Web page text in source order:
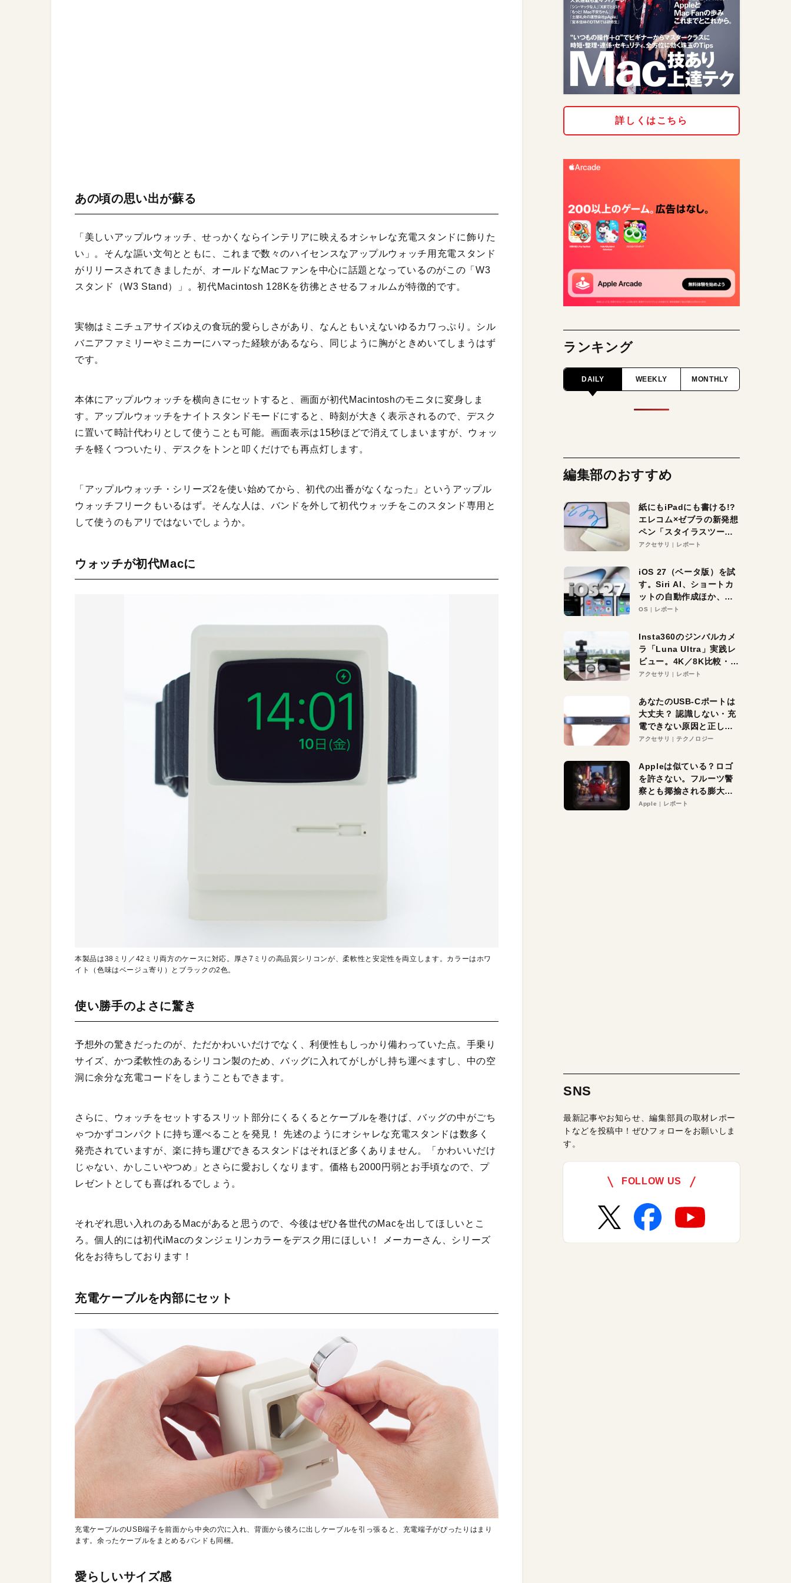
あの頃の思い出が蘇る
「美しいアップルウォッチ、せっかくならインテリアに映えるオシャレな充電スタンドに飾りた
い」。そんな謳い文句とともに、これまで数々のハイセンスなアップルウォッチ用充電スタンド
がリリースされてきましたが、オールドなMacファンを中心に話題となっているのがこの「W3
スタンド（W3 Stand）」。初代Macintosh 128Kを彷彿とさせるフォルムが特徴的です。
実物はミニチュアサイズゆえの食玩的愛らしさがあり、なんともいえないゆるカワっぷり。シル
バニアファミリーやミニカーにハマった経験があるなら、同じように胸がときめいてしまうはず
です。
本体にアップルウォッチを横向きにセットすると、画面が初代Macintoshのモニタに変身しま
す。アップルウォッチをナイトスタンドモードにすると、時刻が大きく表示されるので、デスク
に置いて時計代わりとして使うことも可能。画面表示は15秒ほどで消えてしまいますが、ウォッ
チを軽くつついたり、デスクをトンと叩くだけでも再点灯します。
「アップルウォッチ・シリーズ2を使い始めてから、初代の出番がなくなった」というアップル
ウォッチフリークもいるはず。そんな人は、バンドを外して初代ウォッチをこのスタンド専用と
して使うのもアリではないでしょうか。
ウォッチが初代Macに
本製品は38ミリ／42ミリ両方のケースに対応。厚さ7ミリの高品質シリコンが、柔軟性と安定性を両立します。カラーはホワ
イト（色味はベージュ寄り）とブラックの2色。
使い勝手のよさに驚き
予想外の驚きだったのが、ただかわいいだけでなく、利便性もしっかり備わっていた点。手乗り
サイズ、かつ柔軟性のあるシリコン製のため、バッグに入れてがしがし持ち運べますし、中の空
洞に余分な充電コードをしまうこともできます。
さらに、ウォッチをセットするスリット部分にくるくるとケーブルを巻けば、バッグの中がごち
ゃつかずコンパクトに持ち運べることを発見！ 先述のようにオシャレな充電スタンドは数多く
発売されていますが、楽に持ち運びできるスタンドはそれほど多くありません。「かわいいだけ
じゃない、かしこいやつめ」とさらに愛おしくなります。価格も2000円弱とお手頃なので、プ
レゼントとしても喜ばれるでしょう。
それぞれ思い入れのあるMacがあると思うので、今後はぜひ各世代のMacを出してほしいとこ
ろ。個人的には初代iMacのタンジェリンカラーをデスク用にほしい！ メーカーさん、シリーズ
化をお待ちしております！
充電ケーブルを内部にセット
充電ケーブルのUSB端子を前面から中央の穴に入れ、背面から後ろに出しケーブルを引っ張ると、充電端子がぴったりはまり
ます。余ったケーブルをまとめるバンドも同梱。
愛らしいサイズ感
詳しくはこちら
ランキング
DAILY WEEKLY MONTHLY
編集部のおすすめ
紙にもiPadにも書ける!?
エレコム×ゼブラの新発想
ペン「スタイラスツーウ
ェイ」レビュー。持ち替
アクセサリ レポート
iOS 27（ベータ版）を試
す。Siri AI、ショートカ
ットの自動作成ほか、期
待大の便利機能5選。
る未来はすぐそこ！
OS レポート
Insta360のジンバルカメ
ラ「Luna Ultra」実践レ
ビュー。4K／8K比較・ズ
ーム・夜間撮影をチェッ
アクセサリ レポート
あなたのUSB-Cポートは
大丈夫？ 認識しない・充
電できない原因と正しい
対策
アクセサリ テクノロジー
Appleは似ている？ロゴ
を許さない。フルーツ警
察とも揶揄される膨大な
異議申し立て。対象は非
Apple レポート
SNS
最新記事やお知らせ、編集部員の取材レポー
トなどを投稿中！ぜひフォローをお願いしま
す。
FOLLOW US